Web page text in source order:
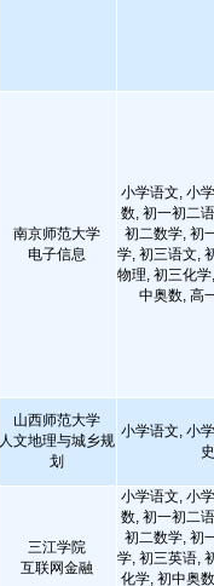
南京师范大学
电子信息
小学语文, 小
数, 初一初二
初二数学, 初
学, 初三语文,
物理, 初三化
中奥数, 高
山西师范大学
人文地理与城乡规
划
小学语文, 小
三江学院
互联网金融
小学语文, 小
数, 初一初二
初二数学, 初
学, 初三英语,
化学, 初中奥